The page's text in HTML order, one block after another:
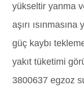
yükseltir yanma
aşırı
güç kaybı
yakıt tüketimi
3800637 egzoz